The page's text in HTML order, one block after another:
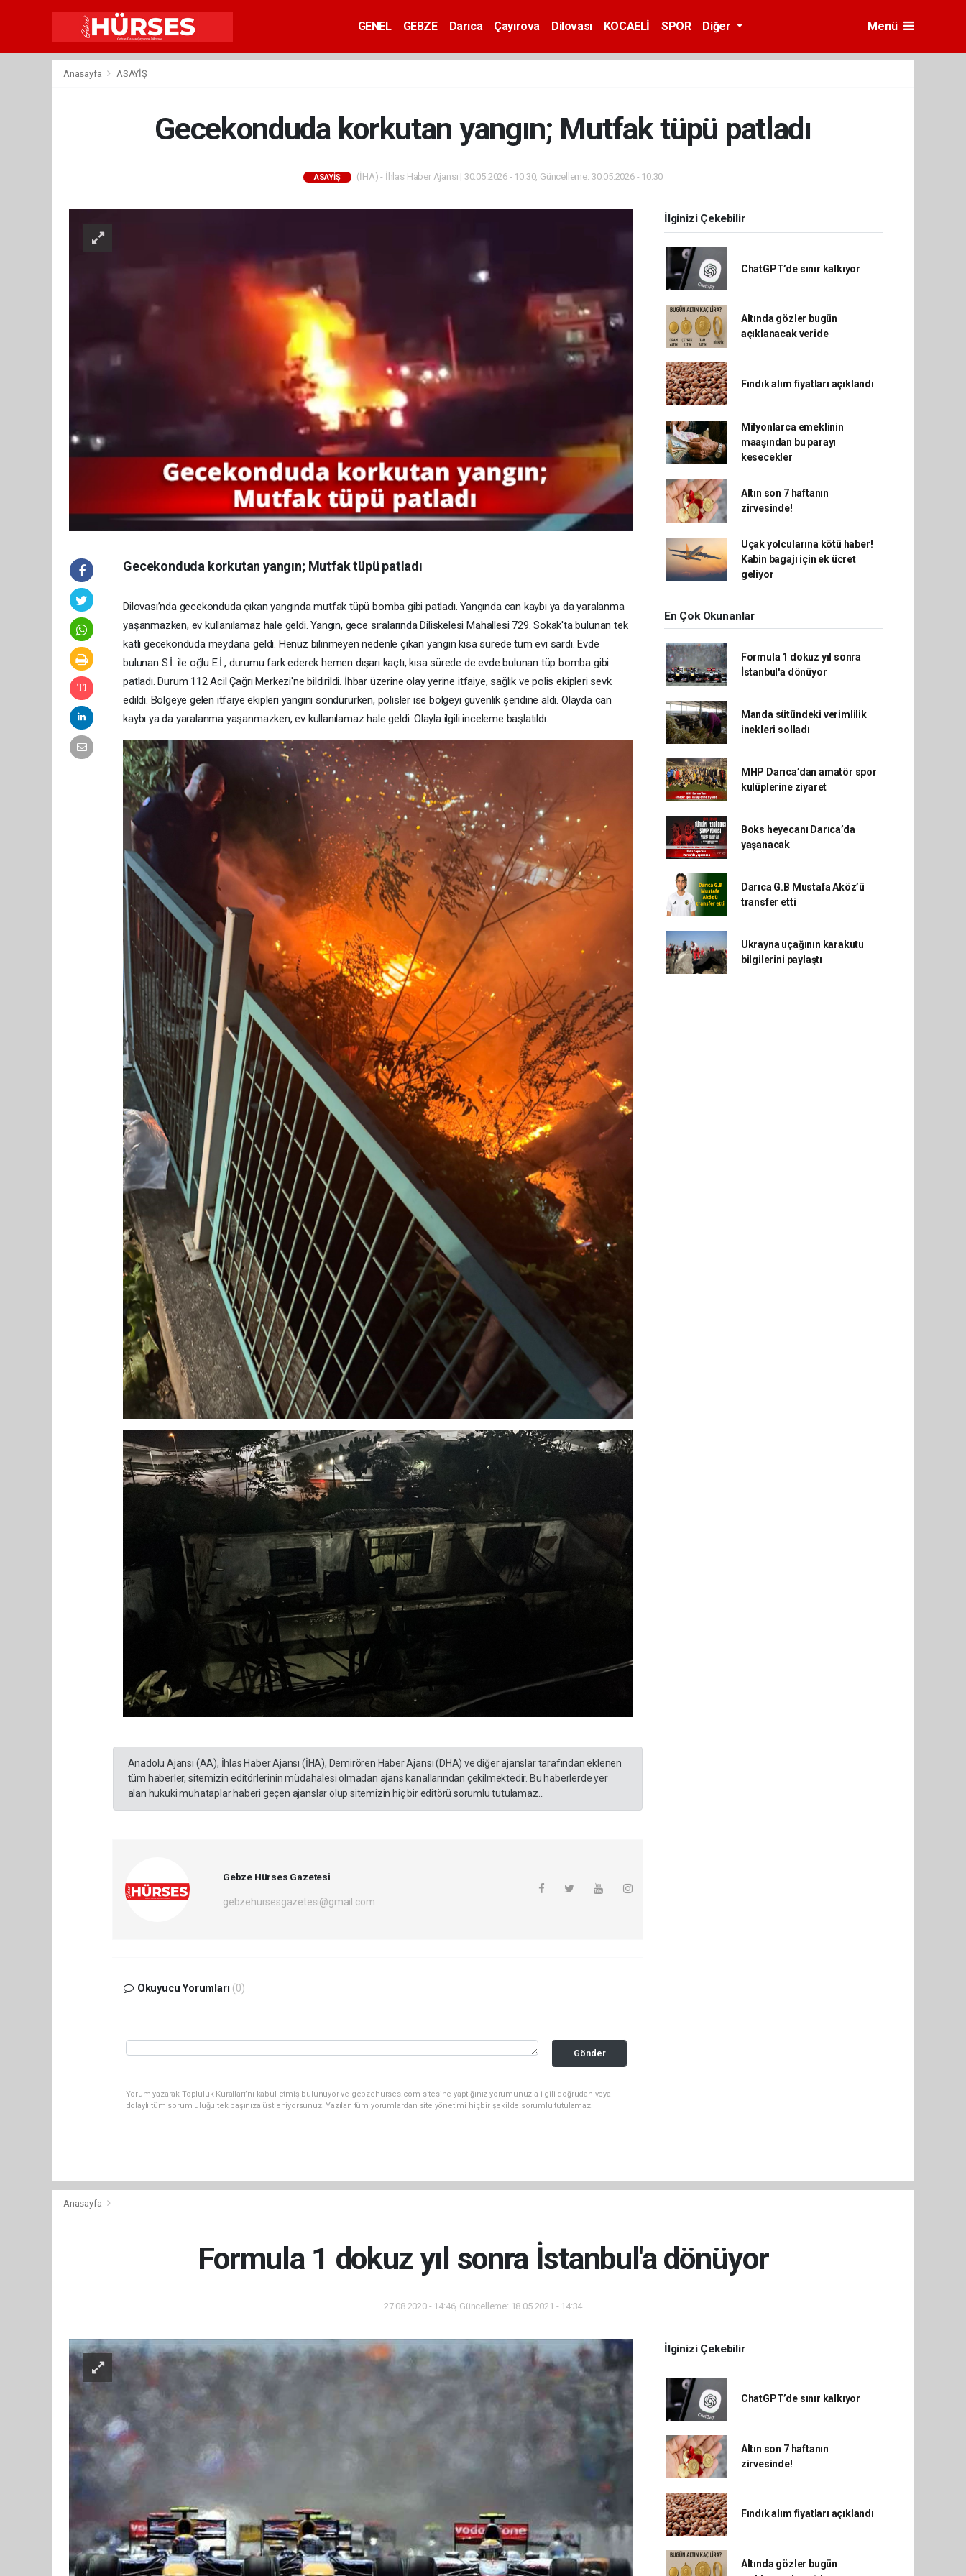
GENEL GEBZE Darıca Çayırova Dilovası KOCAELİ SPOR Diğer Menü
Anasayfa ASAYİŞ
Gecekonduda korkutan yangın; Mutfak tüpü patladı
ASAYİŞ (İHA) - İhlas Haber Ajansı | 30.05.2026 - 10:30, Güncelleme: 30.05.2026 - 10:30
Gecekonduda korkutan yangın; Mutfak tüpü patladı
Dilovası’nda gecekonduda çıkan yangında mutfak tüpü bomba gibi patladı. Yangında can kaybı ya da yaralanma
yaşanmazken, ev kullanılamaz hale geldi. Yangın, gece sıralarında Diliskelesi Mahallesi 729. Sokak'ta bulunan tek
katlı gecekonduda meydana geldi. Henüz bilinmeyen nedenle çıkan yangın kısa sürede tüm evi sardı. Evde
bulunan S.İ. ile oğlu E.İ., durumu fark ederek hemen dışarı kaçtı, kısa sürede de evde bulunan tüp bomba gibi
patladı. Durum 112 Acil Çağrı Merkezi'ne bildirildi. İhbar üzerine olay yerine itfaiye, sağlık ve polis ekipleri sevk
edildi. Bölgeye gelen itfaiye ekipleri yangını söndürürken, polisler ise bölgeyi güvenlik şeridine aldı. Olayda can
kaybı ya da yaralanma yaşanmazken, ev kullanılamaz hale geldi. Olayla ilgili inceleme başlatıldı.
Anadolu Ajansı (AA), İhlas Haber Ajansı (İHA), Demirören Haber Ajansı (DHA) ve diğer ajanslar tarafından eklenen
tüm haberler, sitemizin editörlerinin müdahalesi olmadan ajans kanallarından çekilmektedir. Bu haberlerde yer
alan hukuki muhataplar haberi geçen ajanslar olup sitemizin hiç bir editörü sorumlu tutulamaz...
Gebze Hürses Gazetesi
gebzehursesgazetesi@gmail.com
Okuyucu Yorumları (0)
Gönder
Yorum yazarak Topluluk Kuralları’nı kabul etmiş bulunuyor ve gebzehurses.com sitesine yaptığınız yorumunuzla ilgili doğrudan veya
dolaylı tüm sorumluluğu tek başınıza üstleniyorsunuz. Yazılan tüm yorumlardan site yönetimi hiçbir şekilde sorumlu tutulamaz.
İlginizi Çekebilir
ChatGPT’de sınır kalkıyor
Altında gözler bugün
açıklanacak veride
Fındık alım fiyatları açıklandı
Milyonlarca emeklinin
maaşından bu parayı
kesecekler
Altın son 7 haftanın
zirvesinde!
Uçak yolcularına kötü haber!
Kabin bagajı için ek ücret
geliyor
En Çok Okunanlar
Formula 1 dokuz yıl sonra
İstanbul'a dönüyor
Manda sütündeki verimlilik
inekleri solladı
MHP Darıca’dan amatör spor
kulüplerine ziyaret
Boks heyecanı Darıca’da
yaşanacak
Darıca G.B Mustafa Aköz’ü
transfer etti
Ukrayna uçağının karakutu
bilgilerini paylaştı
Anasayfa
Formula 1 dokuz yıl sonra İstanbul'a dönüyor
27.08.2020 - 14:46, Güncelleme: 18.05.2021 - 14:34
İlginizi Çekebilir
ChatGPT’de sınır kalkıyor
Altın son 7 haftanın
zirvesinde!
Fındık alım fiyatları açıklandı
Altında gözler bugün